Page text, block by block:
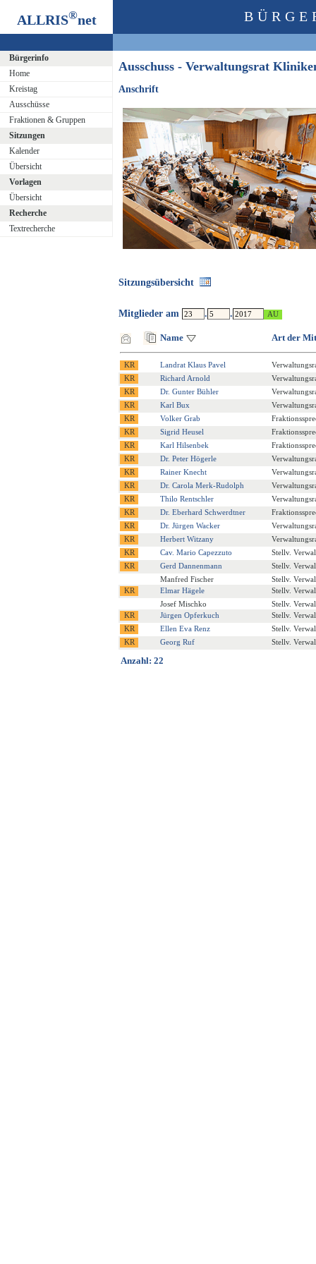
ALLRIS®net
Bürgerinfo
Home
Kreistag
Ausschüsse
Fraktionen & Gruppen
Sitzungen
Kalender
Übersicht
Vorlagen
Übersicht
Recherche
Textrecherche
Ausschuss - Verwaltungsrat
Anschrift
Sitzungsübersicht
Mitglieder am . .
Name Art der
Landrat Klaus Pavel
Richard Arnold
Dr. Gunter Bühler
Karl Bux
Volker Grab
Sigrid Heusel
Karl Hilsenbek
Dr. Peter Högerle
Rainer Knecht
Dr. Carola Merk-Rudolph
Thilo Rentschler
Dr. Eberhard Schwerdtner
Dr. Jürgen Wacker
Herbert Witzany
Cav. Mario Capezzuto
Stellv.
Gerd Dannenmann
Stellv.
Manfred Fischer
Stellv.
Elmar Hägele
Stellv.
Josef Mischko
Stellv.
Jürgen Opferkuch
Stellv.
Ellen Eva Renz
Stellv.
Georg Ruf
Stellv.
Anzahl: 22